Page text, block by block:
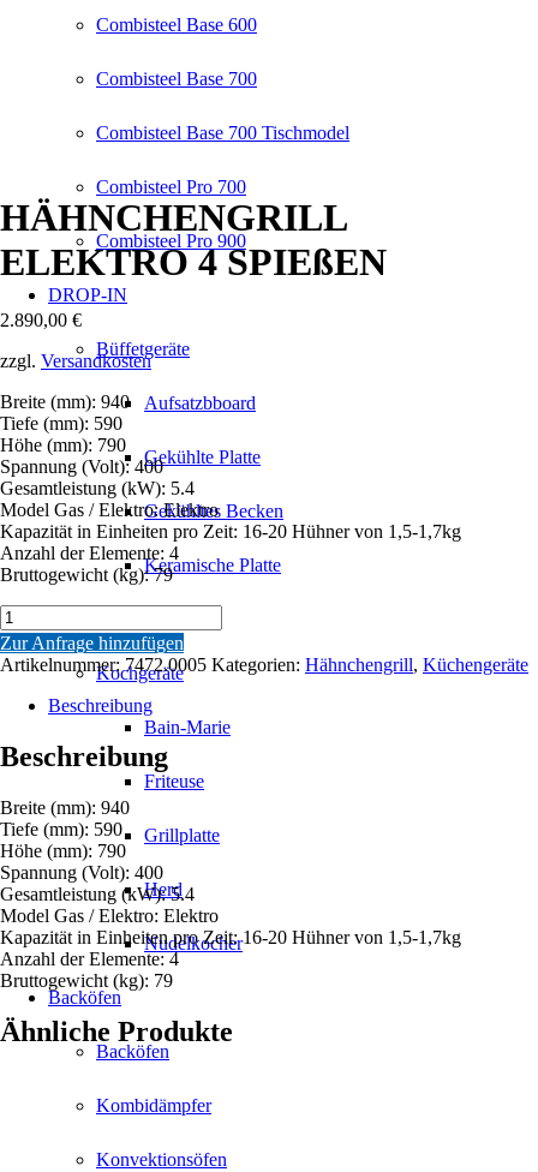
Combisteel Base 600
Combisteel Base 700
Combisteel Base 700 Tischmodel
Combisteel Pro 700
Combisteel Pro 900
DROP-IN
Büffetgeräte
Aufsatzbboard
Gekühlte Platte
Gekühltes Becken
Keramische Platte
Kochgeräte
Bain-Marie
Friteuse
Grillplatte
Herd
Nudelkocher
Backöfen
Backöfen
Kombidämpfer
Konvektionsöfen
HÄHNCHENGRILL
ELEKTRO 4 SPIEßEN
2.890,00 €
zzgl. Versandkosten
Breite (mm): 940
Tiefe (mm): 590
Höhe (mm): 790
Spannung (Volt): 400
Gesamtleistung (kW): 5.4
Model Gas / Elektro: Elektro
Kapazität in Einheiten pro Zeit: 16-20 Hühner von 1,5-1,7kg
Anzahl der Elemente: 4
Bruttogewicht (kg): 79
HÄHNCHENGRILL
ELEKTRO
4
Menge
Zur Anfrage hinzufügen
Artikelnummer: 7472.0005 Kategorien: Hähnchengrill, Küchengeräte
Beschreibung
Beschreibung
Breite (mm): 940
Tiefe (mm): 590
Höhe (mm): 790
Spannung (Volt): 400
Gesamtleistung (kW): 5.4
Model Gas / Elektro: Elektro
Kapazität in Einheiten pro Zeit: 16-20 Hühner von 1,5-1,7kg
Anzahl der Elemente: 4
Bruttogewicht (kg): 79
Ähnliche Produkte